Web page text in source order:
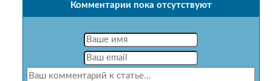
Комментарии пока отсутствуют